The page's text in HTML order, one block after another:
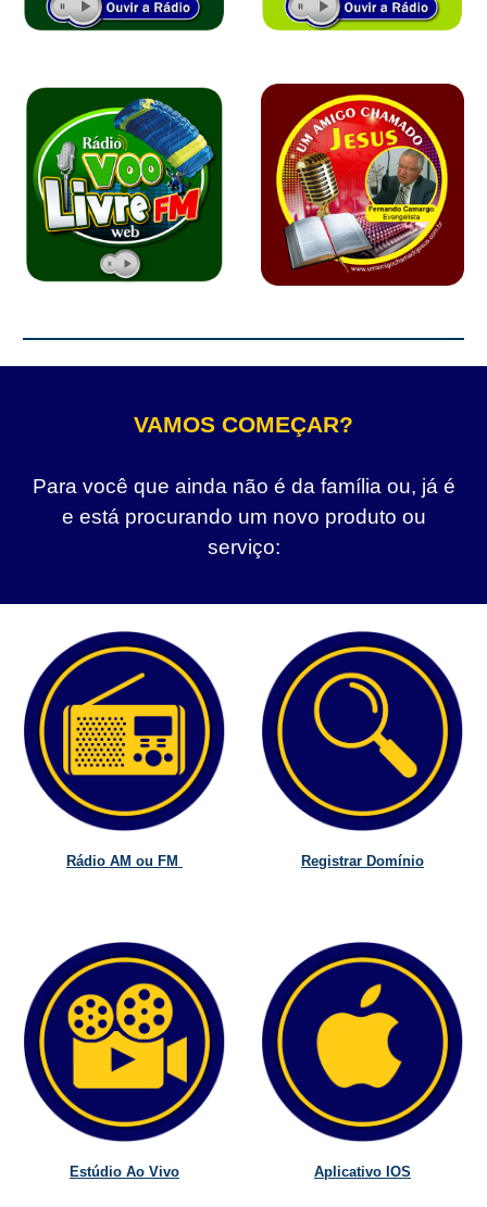
VAMOS COMEÇAR?
Para você que ainda não é da família ou, já é
e está procurando um novo produto ou
serviço:
Rádio AM ou FM Registrar Domínio
Estúdio Ao Vivo Aplicativo IOS